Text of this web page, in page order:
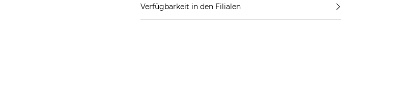
Verfügbarkeit in den Filialen